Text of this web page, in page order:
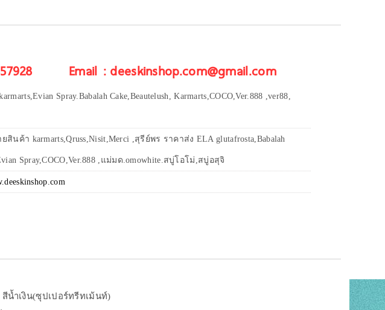
Email : deeskinshop.com@gmail.com
Spray.Babalah Cake,Beautelush, Karmarts,COCO,Ver.888 ,ver88,
สินค้า karmarts,Qruss,Nisit,Merci ,สุรีย์พร ราคาส่ง ELA glutafrosta,Babalah
Spray,COCO,Ver.888 ,แม่มด.omowhite.สบู่โอโม่,สบู่อสุจิ
สีน้ำเงิน(ซุปเปอร์ทรีทเม้นท์)